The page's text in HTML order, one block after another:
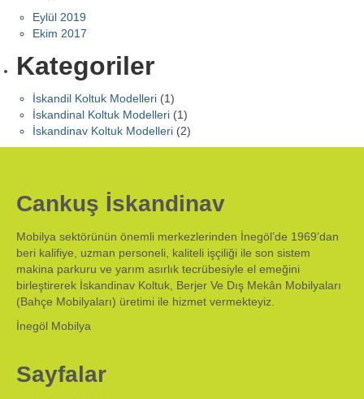
Eylül 2019
Ekim 2017
Kategoriler
İskandil Koltuk Modelleri (1)
İskandinal Koltuk Modelleri (1)
İskandinav Koltuk Modelleri (2)
Cankuş İskandinav
Mobilya sektörünün önemli merkezlerinden İnegöl’de 1969’dan
beri kalifiye, uzman personeli, kaliteli işçiliği ile son sistem
makina parkuru ve yarım asırlık tecrübesiyle el emeğini
birleştirerek İskandinav Koltuk, Berjer Ve Dış Mekân Mobilyaları
(Bahçe Mobilyaları) üretimi ile hizmet vermekteyiz.
İnegöl Mobilya
Sayfalar